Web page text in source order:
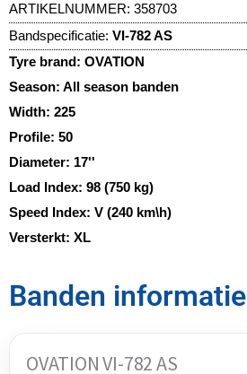
ARTIKELNUMMER: 358703
Bandspecificatie: VI-782 AS
Tyre brand: OVATION
Season: All season banden
Width: 225
Profile: 50
Diameter: 17''
Load Index: 98 (750 kg)
Speed Index: V (240 km\h)
Versterkt: XL
Banden informatie
OVATION VI-782 AS